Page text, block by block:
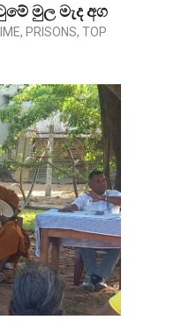
මුල මැද අග
, PRISONS, TOP